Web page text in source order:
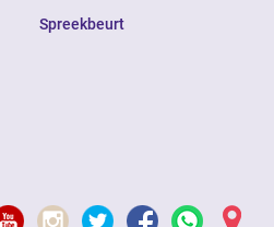
Spreekbeurt